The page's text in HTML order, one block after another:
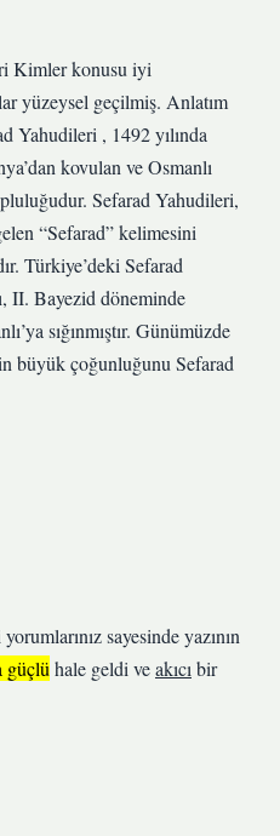
Kimler konusu iyi
yüzeysel geçilmiş. Anlatım
Yahudileri , 1492 yılında
kovulan ve Osmanlı
Sefarad Yahudileri,
“Sefarad” kelimesini
Türkiye’deki Sefarad
II. Bayezid döneminde
sığınmıştır. Günümüzde
büyük çoğunluğunu Sefarad
sayesinde yazının
güçlü hale geldi veakıcı bir